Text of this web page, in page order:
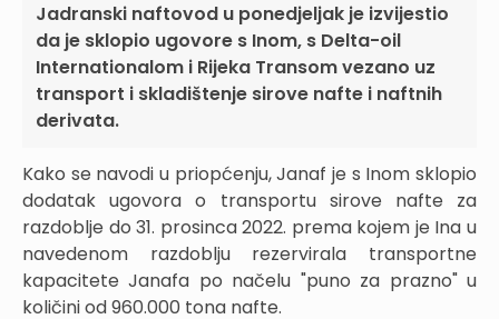
Jadranski naftovod u ponedjeljak je izvijestio
da je sklopio ugovore s Inom, s Delta-oil
Internationalom i Rijeka Transom vezano uz
transport i skladištenje sirove nafte i naftnih
derivata.
Kako se navodi u priopćenju, Janaf je s Inom sklopio
dodatak ugovora o transportu sirove nafte za
razdoblje do 31. prosinca 2022. prema kojem je Ina u
navedenom razdoblju rezervirala transportne
kapacitete Janafa po načelu "puno za prazno" u
količini od 960.000 tona nafte.